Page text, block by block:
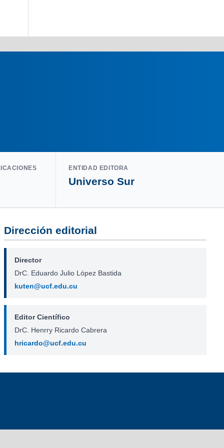
ENTIDAD EDITORA
Universo Sur
Dirección editorial
Director
DrC. Eduardo Julio López Bastida
kuten@ucf.edu.cu
Editor Científico
DrC. Henrry Ricardo Cabrera
hricardo@ucf.edu.cu